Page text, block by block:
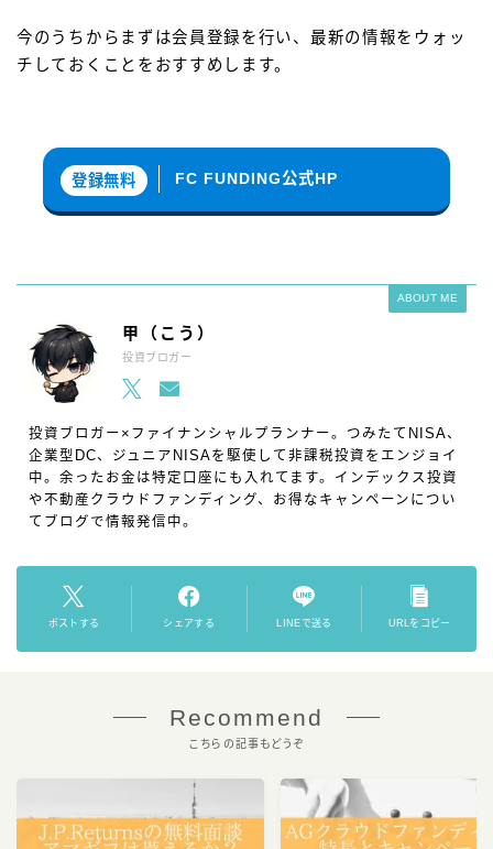
今のうちからまずは会員登録を行い、最新の情報をウォッ
チしておくことをおすすめします。
登録無料 FC FUNDING公式HP
ABOUT ME
甲（こう）
投資ブロガー
投資ブロガー×ファイナンシャルプランナー。つみたてNISA、
企業型DC、ジュニアNISAを駆使して非課税投資をエンジョイ
中。余ったお金は特定口座にも入れてます。インデックス投資
や不動産クラウドファンディング、お得なキャンペーンについ
てブログで情報発信中。
ポストする シェアする LINEで送る URLをコピー
Recommend
こちらの記事もどうぞ